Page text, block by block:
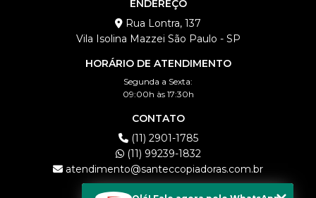
ENDEREÇO
Rua Lontra, 137
Vila Isolina Mazzei São Paulo - SP
HORÁRIO DE ATENDIMENTO
Segunda a Sexta:
09:00h às 17:30h
CONTATO
(11) 2901-1785
(11) 99239-1832
atendimento@santeccopiadoras.com.br
MENU